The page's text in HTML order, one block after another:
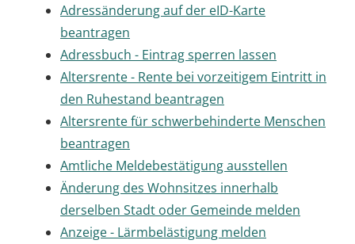
Adressänderung auf der eID-Karte
beantragen
Adressbuch - Eintrag sperren lassen
Altersrente - Rente bei vorzeitigem Eintritt in
den Ruhestand beantragen
Altersrente für schwerbehinderte Menschen
beantragen
Amtliche Meldebestätigung ausstellen
Änderung des Wohnsitzes innerhalb
derselben Stadt oder Gemeinde melden
Anzeige - Lärmbelästigung melden